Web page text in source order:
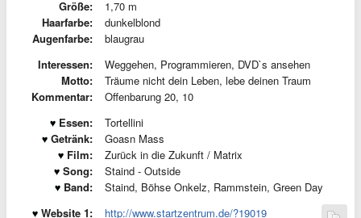
Größe:
1,70 m
Haarfarbe:
dunkelblond
Augenfarbe:
blaugrau
Interessen:
Weggehen, Programmieren, DVD`s ansehen
Motto:
Träume nicht dein Leben, lebe deinen Traum
Kommentar:
Offenbarung 20, 10
Essen:
Tortellini
Getränk:
Goasn Mass
Film:
Zurück in die Zukunft / Matrix
Song:
Staind - Outside
Band:
Staind, Böhse Onkelz, Rammstein, Green Day
Website 1:
http://www.startzentrum.de/?19019